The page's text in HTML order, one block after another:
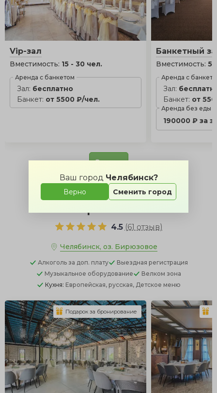
Ваш город Челябинск?
Верно Сменить город
Vip-зал
Вместимость: 15 - 30 чел.
Аренда с банкетом
Зал: бесплатно
Банкет: от 5500 ₽/чел.
Банкетный
Вместимость:
Аренда с
Зал:
Банкет: от
Аренда без еды
190000 ₽ за
Заявка
4.5 (61 отзыв)
Челябинск, оз. Бирюзовое
Алкоголь за доп. плату
Выездная регистрация
Музыкальное оборудование
Велком зона
Кухня: Европейская, русская, Детское меню
Подарок за бронирование